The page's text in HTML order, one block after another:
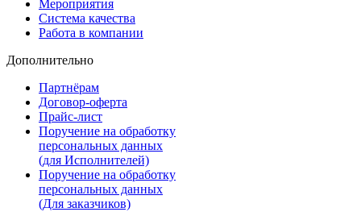
Мероприятия
Система качества
Работа в компании
Дополнительно
Партнёрам
Договор-оферта
Прайс-лист
Поручение на обработку
персональных данных
(для Исполнителей)
Поручение на обработку
персональных данных
(Для заказчиков)